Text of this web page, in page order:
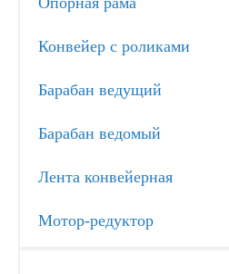
Конвейер с роликами
Барабан ведущий
Барабан ведомый
Лента конвейерная
Мотор-редуктор